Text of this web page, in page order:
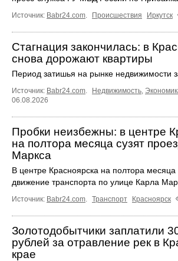
Источник: Babr24.com Происшествия Иркутск
Стагнация закончилась: в
снова дорожают квартиры
Период затишья на рынке недвижимости
Источник: Babr24.com. Недвижимость,
06.08.2026
Пробки неизбежны: в центре
на полтора месяца сузят
Маркса
В центре Красноярска на полтора месяца
движение транспорта по улице Карла
Источник: Babr24.com. Транспорт Красноярск
Золотодобытчики заплатили
рублей за отравление рек в
крае